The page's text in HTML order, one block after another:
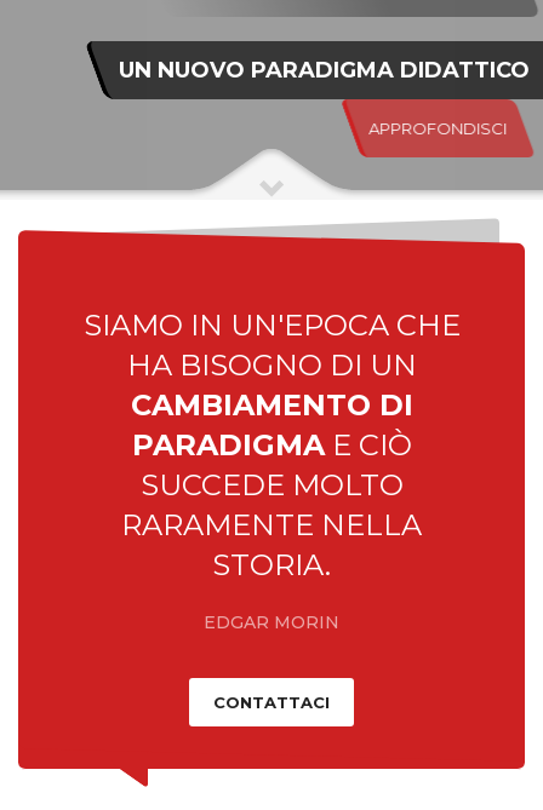
UN NUOVO PARADIGMA DIDATTICO
APPROFONDISCI
SIAMO IN UN'EPOCA CHE
HA BISOGNO DI UN
CAMBIAMENTO DI
PARADIGMAE CIÒ
SUCCEDE MOLTO
RARAMENTE NELLA
STORIA.
EDGAR MORIN
CONTATTACI